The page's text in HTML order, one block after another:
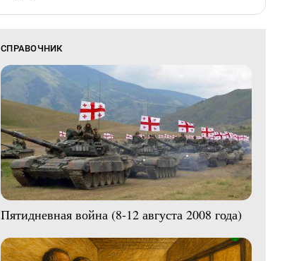
СПРАВОЧНИК
Пятидневная война (8-12 августа 2008 года)